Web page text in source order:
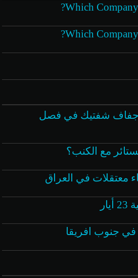
Which
Which
جفاف شفتيك في فصل
مع الكنب؟
معتقلات في العراق
جنوب افريقا